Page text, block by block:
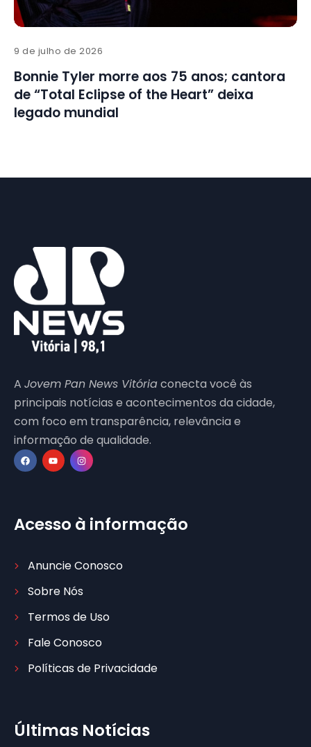
9 de julho de 2026
Bonnie Tyler morre aos 75 anos; cantora
de “Total Eclipse of the Heart” deixa
legado mundial
A Jovem Pan News Vitóriaconecta você às
principais notícias e acontecimentos da cidade,
com foco em transparência, relevância e
informação de qualidade.
Acesso à informação
Anuncie Conosco
Sobre Nós
Termos de Uso
Fale Conosco
Políticas de Privacidade
Últimas Notícias